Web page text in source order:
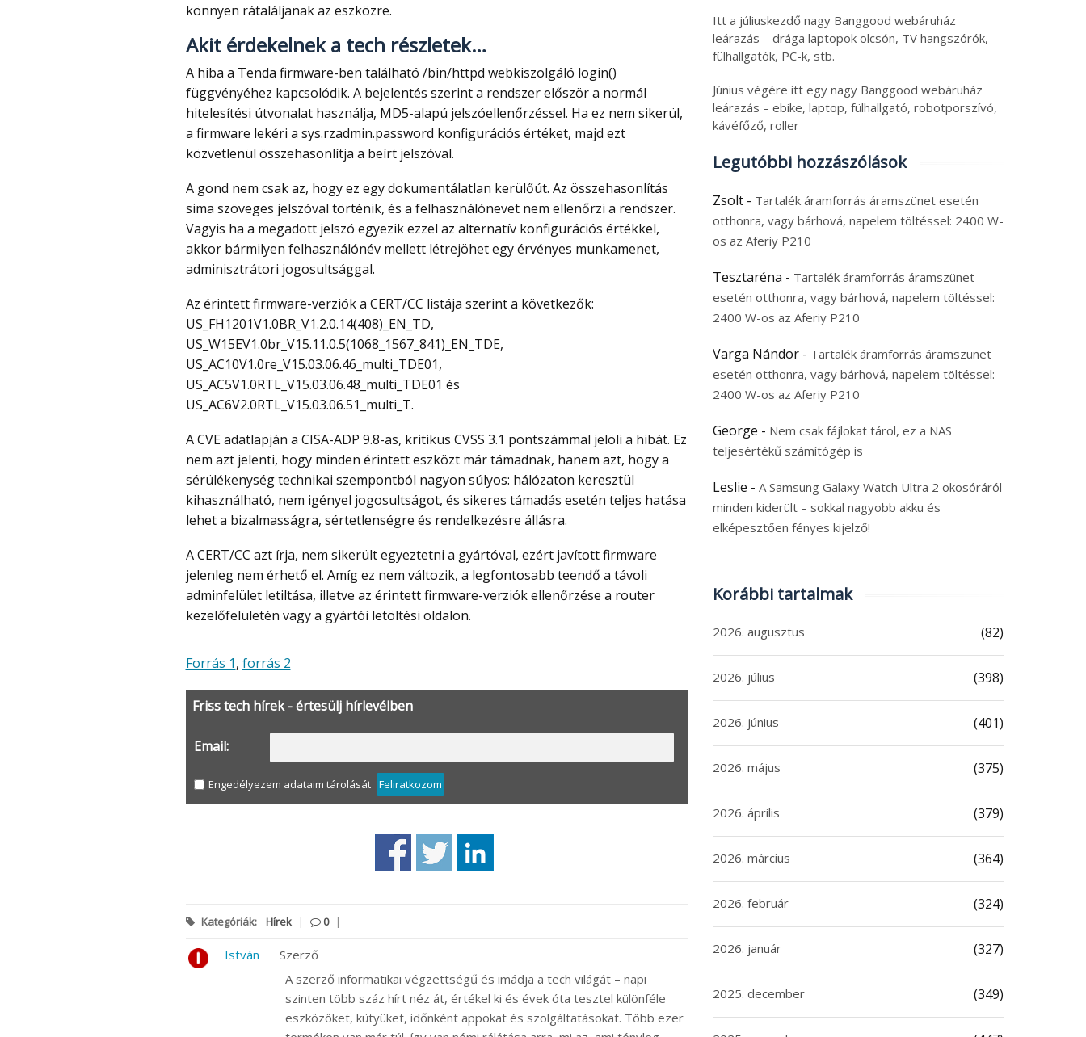
könnyen rátaláljanak az eszközre.
Akit érdekelnek a tech részletek…
A hiba a Tenda firmware-ben található /bin/httpd webkiszolgáló login()
függvényéhez kapcsolódik. A bejelentés szerint a rendszer először a normál
hitelesítési útvonalat használja, MD5-alapú jelszóellenőrzéssel. Ha ez nem sikerül,
a firmware lekéri a sys.rzadmin.password konfigurációs értéket, majd ezt
közvetlenül összehasonlítja a beírt jelszóval.
A gond nem csak az, hogy ez egy dokumentálatlan kerülőút. Az összehasonlítás
sima szöveges jelszóval történik, és a felhasználónevet nem ellenőrzi a rendszer.
Vagyis ha a megadott jelszó egyezik ezzel az alternatív konfigurációs értékkel,
akkor bármilyen felhasználónév mellett létrejöhet egy érvényes munkamenet,
adminisztrátori jogosultsággal.
Az érintett firmware-verziók a CERT/CC listája szerint a következők:
US_FH1201V1.0BR_V1.2.0.14(408)_EN_TD,
US_W15EV1.0br_V15.11.0.5(1068_1567_841)_EN_TDE,
US_AC10V1.0re_V15.03.06.46_multi_TDE01,
US_AC5V1.0RTL_V15.03.06.48_multi_TDE01 és
US_AC6V2.0RTL_V15.03.06.51_multi_T.
A CVE adatlapján a CISA-ADP 9.8-as, kritikus CVSS 3.1 pontszámmal jelöli a hibát. Ez
nem azt jelenti, hogy minden érintett eszközt már támadnak, hanem azt, hogy a
sérülékenység technikai szempontból nagyon súlyos: hálózaton keresztül
kihasználható, nem igényel jogosultságot, és sikeres támadás esetén teljes hatása
lehet a bizalmasságra, sértetlenségre és rendelkezésre állásra.
A CERT/CC azt írja, nem sikerült egyeztetni a gyártóval, ezért javított firmware
jelenleg nem érhető el. Amíg ez nem változik, a legfontosabb teendő a távoli
adminfelület letiltása, illetve az érintett firmware-verziók ellenőrzése a router
kezelőfelületén vagy a gyártói letöltési oldalon.
Forrás 1, forrás 2
Friss tech hírek - értesülj hírlevélben
Email:
Engedélyezem adataim tárolását Feliratkozom
Kategóriák: Hírek | 0 |
István
Szerző
A szerző informatikai végzettségű és imádja a tech világát – napi
szinten több száz hírt néz át, értékel ki és évek óta tesztel különféle
eszközöket, kütyüket, időnként appokat és szolgáltatásokat. Több ezer
Itt a júliuskezdő nagy Banggood webáruház
leárazás – drága laptopok olcsón, TV hangszórók,
fülhallgatók, PC-k, stb.
Június végére itt egy nagy Banggood webáruház
leárazás – ebike, laptop, fülhallgató, robotporszívó,
kávéfőző, roller
Legutóbbi hozzászólások
Zsolt - Tartalék áramforrás áramszünet esetén
otthonra, vagy bárhová, napelem töltéssel: 2400 W-
os az Aferiy P210
Tesztaréna - Tartalék áramforrás áramszünet
esetén otthonra, vagy bárhová, napelem töltéssel:
2400 W-os az Aferiy P210
Varga Nándor - Tartalék áramforrás áramszünet
esetén otthonra, vagy bárhová, napelem töltéssel:
2400 W-os az Aferiy P210
George - Nem csak fájlokat tárol, ez a NAS
teljesértékű számítógép is
Leslie - A Samsung Galaxy Watch Ultra 2 okosóráról
minden kiderült – sokkal nagyobb akku és
elképesztően fényes kijelző!
Korábbi tartalmak
2026. augusztus (82)
2026. július (398)
2026. június (401)
2026. május (375)
2026. április (379)
2026. március (364)
2026. február (324)
2026. január (327)
2025. december (349)